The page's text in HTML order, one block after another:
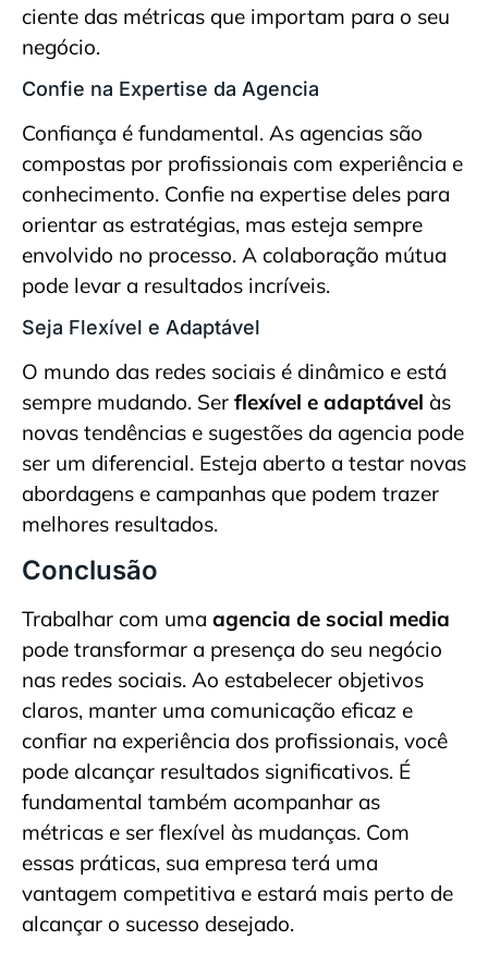
ciente das métricas que importam para o seu
negócio.
Confie na Expertise da Agencia
Confiança é fundamental. As agencias são
compostas por profissionais com experiência e
conhecimento. Confie na expertise deles para
orientar as estratégias, mas esteja sempre
envolvido no processo. A colaboração mútua
pode levar a resultados incríveis.
Seja Flexível e Adaptável
O mundo das redes sociais é dinâmico e está
sempre mudando. Ser flexível e adaptável às
novas tendências e sugestões da agencia pode
ser um diferencial. Esteja aberto a testar novas
abordagens e campanhas que podem trazer
melhores resultados.
Conclusão
Trabalhar com uma agencia de social media
pode transformar a presença do seu negócio
nas redes sociais. Ao estabelecer objetivos
claros, manter uma comunicação eficaz e
confiar na experiência dos profissionais, você
pode alcançar resultados significativos. É
fundamental também acompanhar as
métricas e ser flexível às mudanças. Com
essas práticas, sua empresa terá uma
vantagem competitiva e estará mais perto de
alcançar o sucesso desejado.